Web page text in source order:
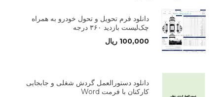
دانلود فرم تحویل و تحول خودرو به همراه
چک‌لیست بازدید ۳۶۰ درجه
100,000 ریال
دانلود دستورالعمل گردش شغلی و جابجایی
کارکنان با فرمت Word